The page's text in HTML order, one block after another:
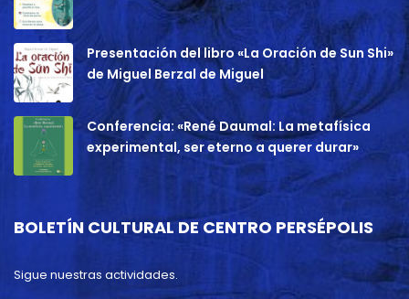
Presentación del libro «La Oración de Sun Shi»
de Miguel Berzal de Miguel
Conferencia: «René Daumal: La metafísica
experimental, ser eterno a querer durar»
BOLETÍN CULTURAL DE CENTRO PERSÉPOLIS
Sigue nuestras actividades.